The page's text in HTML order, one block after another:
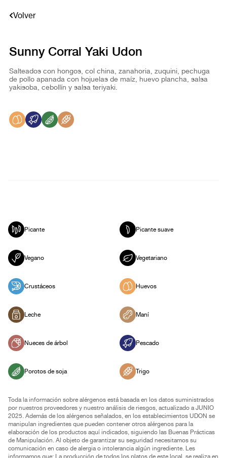
Volver
Sunny Corral Yaki Udon
Salteados con hongos, col china, zanahoria, zuquini, pechuga
de pollo apanada con hojuelas de maíz, huevo plancha, salsa
yakisoba, cebollín y salsa teriyaki.
Picante Picante suave
Vegano Vegetariano
Crustáceos Huevos
Leche Maní
Nueces de árbol Pescado
Porotos de soja Trigo
Toda la información sobre alérgenos está basada en los datos suministrados
por nuestros proveedores y nuestro análisis de riesgos, actualizado a JUNIO
2025. Además de los alérgenos señalados, en los establecimientos UDON se
manipulan ingredientes que pueden contener otros alérgenos para la
elaboración de los productos aquí indicados, siguiendo las Buenas Prácticas
de Manipulación. Al objeto de garantizar su seguridad necesitamos su
comunicación en caso de alergia o intolerancia algún ingrediente. Les
informamos que: La producción de todos los platos de este local, se realiza en